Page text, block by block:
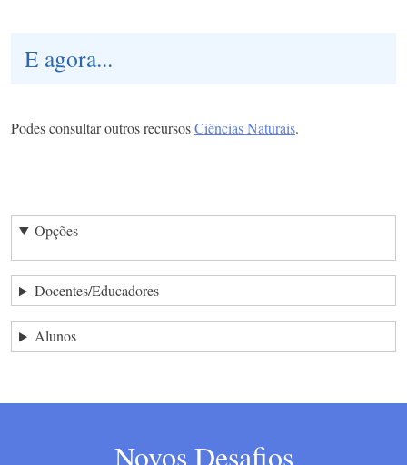
E agora...
Podes consultar outros recursosCiências Naturais.
Opções
Docentes/Educadores
Alunos
Novos Desafios